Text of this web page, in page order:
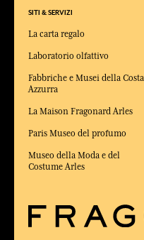
SITI & SERVIZI
La carta regalo
Laboratorio olfattivo
Fabbriche e Musei della Costa
Azzurra
La Maison Fragonard Arles
Paris Museo del profumo
Museo della Moda e del
Costume Arles